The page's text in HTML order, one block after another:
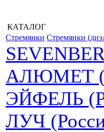
КАТАЛОГ
Стремянки Стремянки
АЛЮМЕТ
ЭЙФЕЛЬ
ЛУЧ